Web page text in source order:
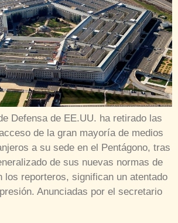
Defensa de EE.UU. ha retirado las
de la gran mayoría de medios
a su sede en el Pentágono, tras
de sus nuevas normas de
los reporteros, significan un atentado
Anunciadas por el secretario